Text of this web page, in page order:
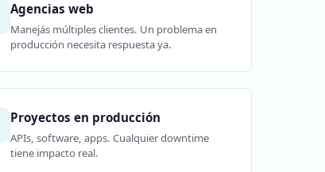
Agencias web
Manejás múltiples clientes. Un problema en
producción necesita respuesta ya.
Proyectos en producción
APIs, software, apps. Cualquier downtime
tiene impacto real.